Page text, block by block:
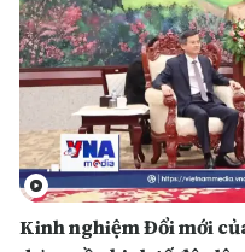
Kinh nghiệm Đổi mới